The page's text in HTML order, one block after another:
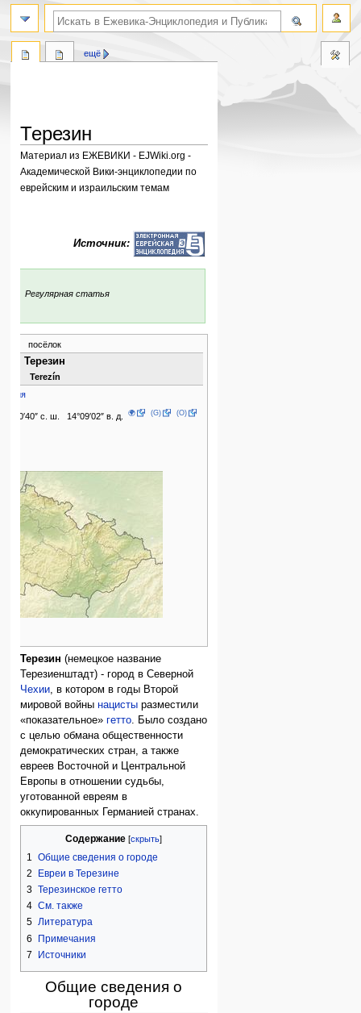
Терезин
Материал из ЕЖЕВИКИ - EJWiki.org -
Академической Вики-энциклопедии по
еврейским и израильским темам
Источник:
Регулярная статья
посёлок
Терезин
Terezín
Чехия
50°30′40″ с. ш. 14°09′02″ в. д. 🌍 (G) (O)
Терезин (немецкое название
Терезиенштадт) - город в Северной
Чехии , в котором в годы Второй
мировой войнынацисты разместили
«показательное»гетто . Было создано
с целью обмана общественности
демократических стран, а также
евреев Восточной и Центральной
Европы в отношении судьбы,
уготованной евреям в
оккупированных Германией странах.
Содержание
1
Общие сведения о городе
2
Евреи в Терезине
3 Терезинское гетто
4 См. также
5 Литература
6
Примечания
7
Источники
Общие сведения о
городе
ещё
поиск по словам